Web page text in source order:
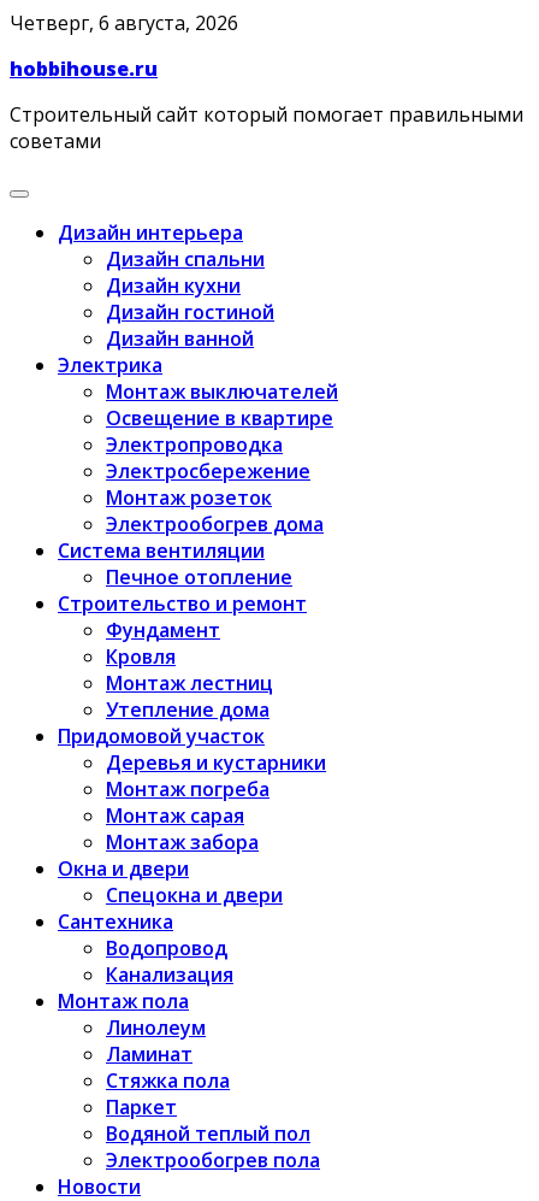
Skip
content
Четверг, 6 августа, 2026
hobbihouse.ru
Строительный сайт который помогает правильными
советами
Дизайн интерьера
Дизайн спальни
Дизайн кухни
Дизайн гостиной
Дизайн ванной
Электрика
Монтаж выключателей
Освещение в квартире
Электропроводка
Электросбережение
Монтаж розеток
Электрообогрев дома
Система вентиляции
Печное отопление
Строительство и ремонт
Фундамент
Кровля
Монтаж лестниц
Утепление дома
Придомовой участок
Деревья и кустарники
Монтаж погреба
Монтаж сарая
Монтаж забора
Окна и двери
Спецокна и двери
Сантехника
Водопровод
Канализация
Монтаж пола
Линолеум
Ламинат
Стяжка пола
Паркет
Водяной теплый пол
Электрообогрев пола
Новости